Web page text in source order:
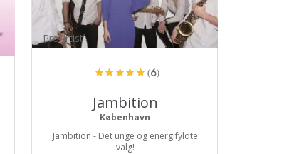
ProArtist
(6)
Jambition
København
Jambition - Det unge og energifyldte
valg!